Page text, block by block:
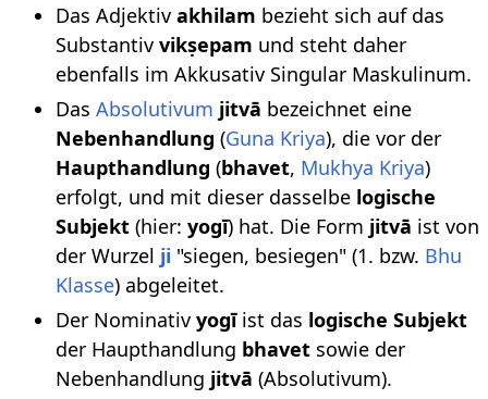
Das Adjektiv akhilam bezieht sich auf das
Substantiv vikṣepam und steht daher
ebenfalls im Akkusativ Singular Maskulinum.
Das Absolutivum jitvā bezeichnet eine
Nebenhandlung (Guna Kriya), die vor der
Haupthandlung (bhavet, Mukhya Kriya)
erfolgt, und mit dieser dasselbe logische
Subjekt(hier: yogī) hat. Die Form jitvā ist von
der Wurzel ji "siegen, besiegen" (1. bzw. Bhu
Klasse) abgeleitet.
Der Nominativ yogīist das logische Subjekt
der Haupthandlung bhavetsowie der
Nebenhandlung jitvā (Absolutivum).